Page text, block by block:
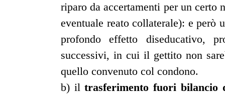
riparo da accertamenti per un certo
eventuale reato collaterale): e però
profondo effetto diseducativo,
successivi, in cui il gettito non
quello convenuto col condono.
b) iltrasferimento fuori bilancio